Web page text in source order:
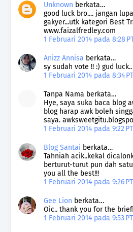
Unknown berkata…
good luck bro.... jangan
gakyer...utk kategori Best
www.faizalfredley.com
1 Februari 2014 pada 8:28
Anizz Annisa berkata…
sy sudah vote !! :) gud luck..
1 Februari 2014 pada 8:34
Tanpa Nama berkata…
Hye, saya suka baca blog
blog harap awk boleh
saya.
1 Februari 2014 pada 9:22
Blog Santai berkata…
Tahniah acik..kekal
berturut-turut pun dah
you all the best!!!
1 Februari 2014 pada 9:26
Gee Lion berkata…
Oic.. thank you for the
1 Februari 2014 pada 9:53